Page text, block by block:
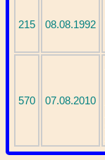
215 08.08.1992
570 07.08.2010